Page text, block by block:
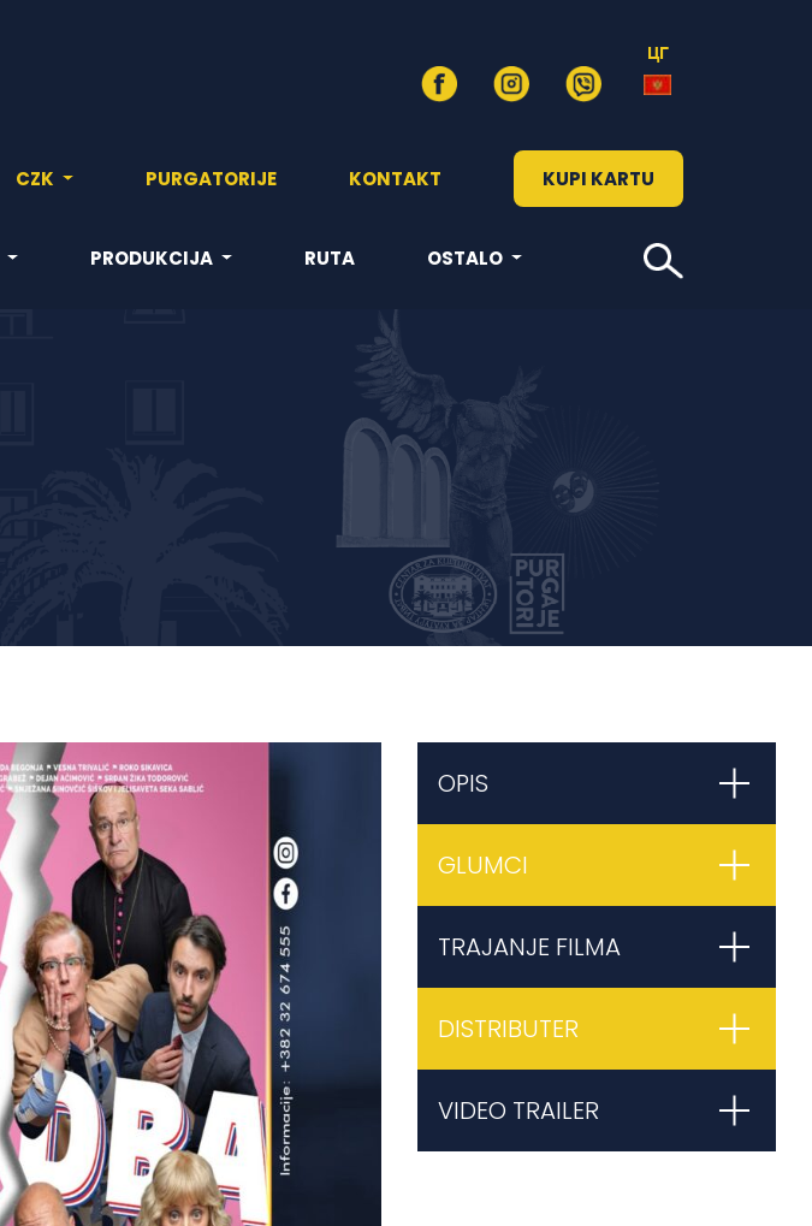
ЦГ
CZK PURGATORIJE KONTAKT KUPI KARTU
PRODUKCIJA RUTA OSTALO
OPIS
GLUMCI
TRAJANJE FILMA
DISTRIBUTER
VIDEO TRAILER